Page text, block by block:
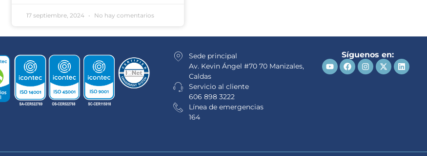
17 septiembre, 2024 No hay comentarios
Sede principal
Av. Kevin Ángel #70 70 Manizales,
Caldas
Servicio al cliente
606 898 3222
Línea de emergencias
164
Síguenos en: